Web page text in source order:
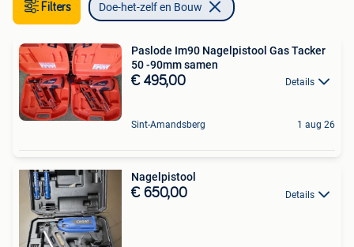
Filters Doe-het-zelf en Bouw
Paslode Im90 Nagelpistool Gas Tacker
50 -90mm samen
€ 495,00 Details
Sint-Amandsberg 1 aug 26
Nagelpistool
€ 650,00 Details